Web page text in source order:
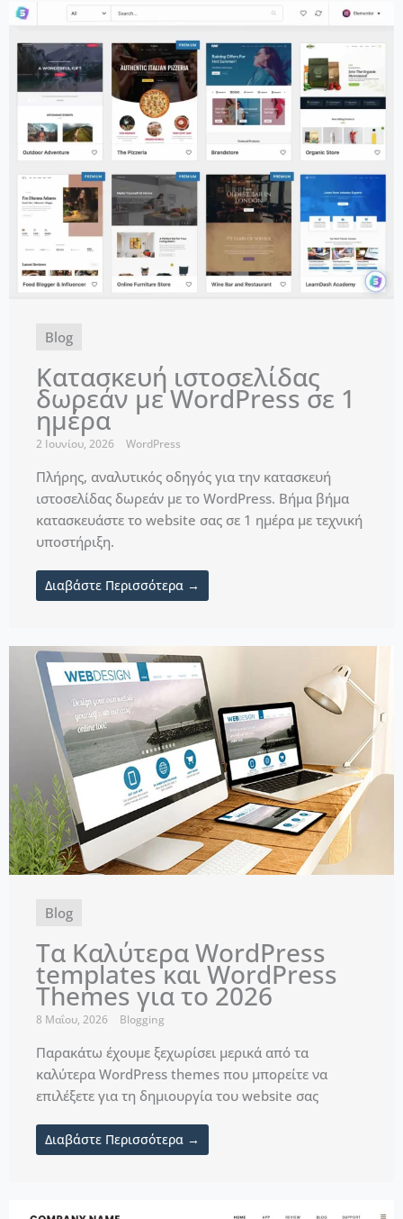
Blog
Κατασκευή ιστοσελίδας
δωρεάν με WordPress σε 1
ημέρα
2 Ιουνίου, 2026 WordPress
Πλήρης, αναλυτικός οδηγός για την κατασκευή
ιστοσελίδας δωρεάν με το WordPress. Βήμα βήμα
κατασκευάστε το website σας σε 1 ημέρα με τεχνική
υποστήριξη.
Διαβάστε Περισσότερα →
Blog
Τα Καλύτερα WordPress
templates και WordPress
Themes για το 2026
8 Μαΐου, 2026 Blogging
Παρακάτω έχουμε ξεχωρίσει μερικά από τα
καλύτερα WordPress themes που μπορείτε να
επιλέξετε για τη δημιουργία του website σας
Διαβάστε Περισσότερα →